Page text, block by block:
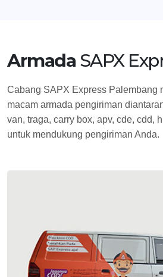
Armada SAPX
Cabang SAPX Express Palembang
macam armada pengiriman
van, traga, carry box, apv, cde, cdd,
untuk mendukung pengiriman Anda.